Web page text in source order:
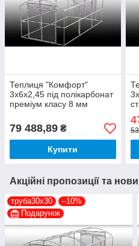
Теплиця "Комфорт"
3х6х2,45 під полікарбонат
преміум класу 8 мм
79 488,89 ₴
Купити
Акційні пропозиції та
труба30х30
–10%
Подарунок